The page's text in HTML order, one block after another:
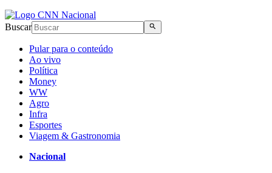
Buscar
Pular para o conteúdo
Ao vivo
Política
Money
WW
Agro
Infra
Esportes
Viagem & Gastronomia
Nacional